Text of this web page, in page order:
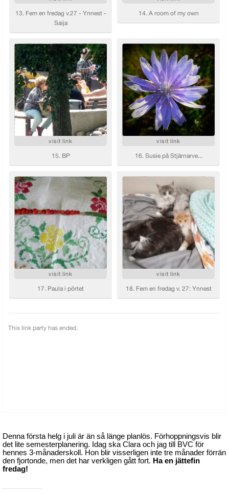
Denna första helg i juli är än så länge planlös. Förhoppningsvis blir
det lite semesterplanering. Idag ska Clara och jag till BVC för
hennes 3-månaderskoll. Hon blir visserligen inte tre månader förrän
den fjortonde, men det har verkligen gått fort. Ha en jättefin
fredag!